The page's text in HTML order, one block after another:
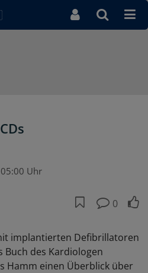
Uhr
0
implantierten Defibrillatoren
Buch des Kardiologen
Hamm einen Überblick über